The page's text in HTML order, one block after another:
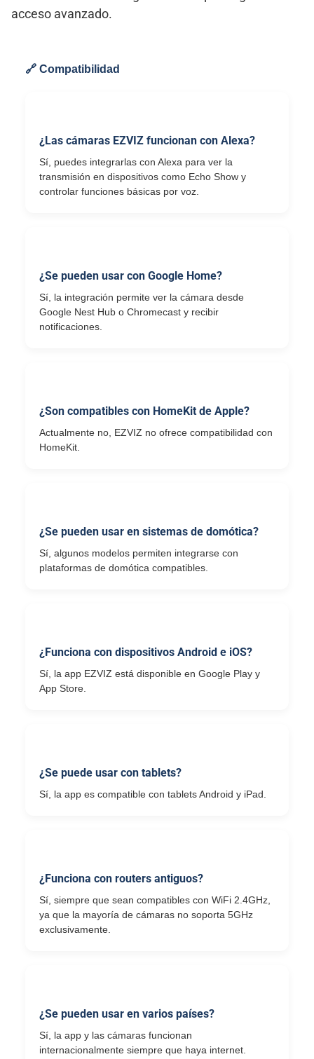
acceso avanzado.
🔗 Compatibilidad
¿Las cámaras EZVIZ funcionan con Alexa?
Sí, puedes integrarlas con Alexa para ver la
transmisión en dispositivos como Echo Show y
controlar funciones básicas por voz.
¿Se pueden usar con Google Home?
Sí, la integración permite ver la cámara desde
Google Nest Hub o Chromecast y recibir
notificaciones.
¿Son compatibles con HomeKit de Apple?
Actualmente no, EZVIZ no ofrece compatibilidad con
HomeKit.
¿Se pueden usar en sistemas de domótica?
Sí, algunos modelos permiten integrarse con
plataformas de domótica compatibles.
¿Funciona con dispositivos Android e iOS?
Sí, la app EZVIZ está disponible en Google Play y
App Store.
¿Se puede usar con tablets?
Sí, la app es compatible con tablets Android y iPad.
¿Funciona con routers antiguos?
Sí, siempre que sean compatibles con WiFi 2.4GHz,
ya que la mayoría de cámaras no soporta 5GHz
exclusivamente.
¿Se pueden usar en varios países?
Sí, la app y las cámaras funcionan
internacionalmente siempre que haya internet.